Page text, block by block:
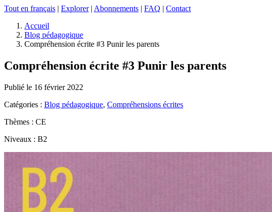
Tout en français | Explorer| Abonnements | FAQ | Contact
Accueil
Blog pédagogique
Compréhension écrite #3 Punir les parents
Compréhension écrite #3 Punir les parents
Publié le 16 février 2022
Catégories : Blog pédagogique, Compréhensions écrites
Thèmes : CE
Niveaux : B2